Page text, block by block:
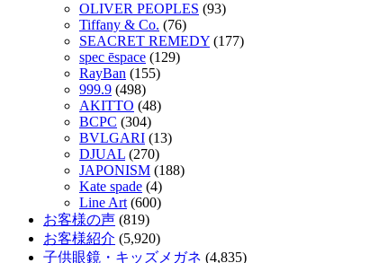
OLIVER PEOPLES (93)
Tiffany & Co. (76)
SEACRET REMEDY (177)
spec ēspace (129)
RayBan (155)
999.9 (498)
AKITTO (48)
BCPC (304)
BVLGARI (13)
DJUAL (270)
JAPONISM (188)
Kate spade (4)
Line Art (600)
お客様の声 (819)
お客様紹介 (5,920)
子供眼鏡・キッズメガネ (4,835)